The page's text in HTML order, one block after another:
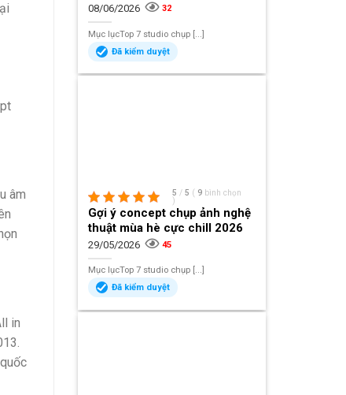
âm
in
08/06/2026 32
Mục lụcTop 7 studio chụp [...]
Đã kiểm duyệt
5 / 5 ( 9 bình chọn
)
Gợi ý concept chụp ảnh nghệ
thuật mùa hè cực chill 2026
29/05/2026 45
Mục lụcTop 7 studio chụp [...]
Đã kiểm duyệt